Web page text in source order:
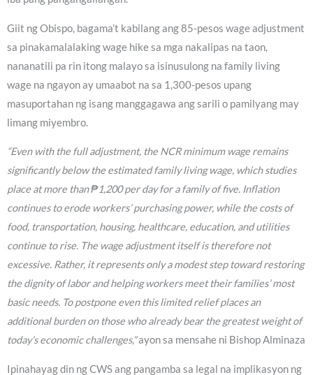
Giit ng Obispo, bagama’t kabilang ang 85-pesos wage adjustment
sa pinakamalalaking wage hike sa mga nakalipas na taon,
nananatili pa rin itong malayo sa isinusulong na family living
wage na ngayon ay umaabot na sa 1,300-pesos upang
masuportahan ng isang manggagawa ang sarili o pamilyang may
limang miyembro.
“Even with the full adjustment, the NCR minimum wage remains
significantly below the estimated family living wage, which studies
place at more than ₱1,200 per day for a family of five. Inflation
continues to erode workers’ purchasing power, while the costs of
food, transportation, housing, healthcare, education, and utilities
continue to rise. The wage adjustment itself is therefore not
excessive. Rather, it represents only a modest step toward restoring
the dignity of labor and helping workers meet their families’ most
basic needs. To postpone even this limited relief places an
additional burden on those who already bear the greatest weight of
today’s economic challenges,”ayon sa mensahe ni Bishop Alminaza
Ipinahayag din ng CWS ang pangamba sa legal na implikasyon ng